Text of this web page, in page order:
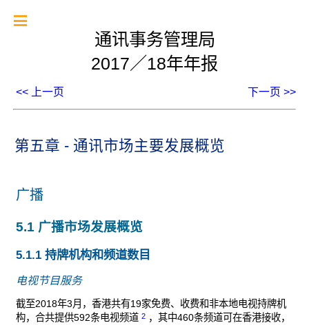
通讯事务管理局
2017／18年年报
<< 上一页 下一页 >>
第五章 - 通讯市场主要发展概览
广播
5.1 广播市场发展概览
5.1.1 持牌机构和频道数目
电视节目服务
截至2018年3月，香港共有19家免费、收费和非本地电视持牌机
构，合共提供592条电视频道 2 ，其中460条频道可在香港接收，